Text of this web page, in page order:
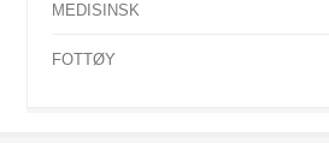
MEDISINSK
FOTTØY